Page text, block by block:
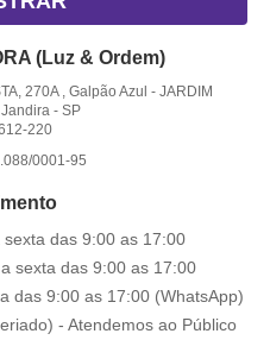
(Luz & Ordem)
270A , Galpão Azul - JARDIM
- SP
220
0001-95
das 9:00 as 17:00
sexta das 9:00 as 17:00
das 9:00 as 17:00 (WhatsApp)
- Atendemos ao Público